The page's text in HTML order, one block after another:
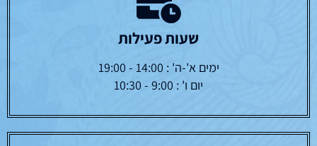
שעות פעילות
ימים א'-ה' : 14:00 - 19:00
יום ו' : 9:00 - 10:30